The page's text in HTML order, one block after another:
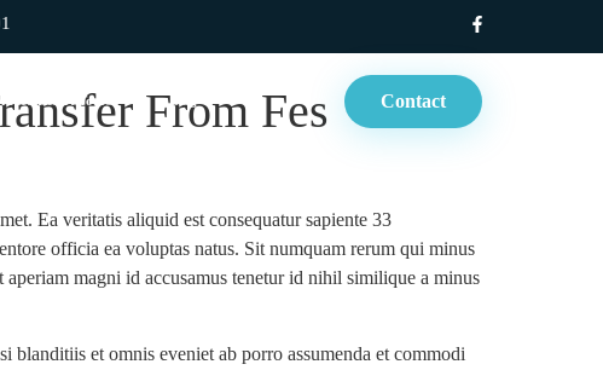
Desert Tours Blog Contact
From Fes
Ea veritatis aliquid est consequatur sapiente 33
officia ea voluptas natus. Sit numquam rerum qui minus
magni id accusamus tenetur id nihil similique a minus
blanditiis et omnis eveniet ab porro assumenda et commodi